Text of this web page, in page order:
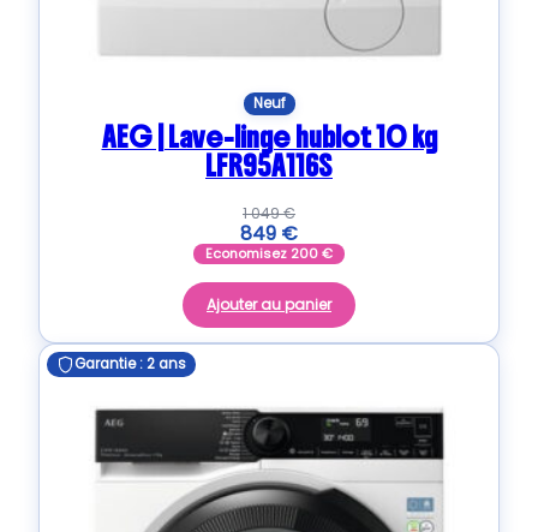
Neuf
AEG | Lave-linge hublot 10 kg
LFR95A116S
1 049€
849 €
Economisez 200€
Ajouter au panier
Garantie : 2 ans